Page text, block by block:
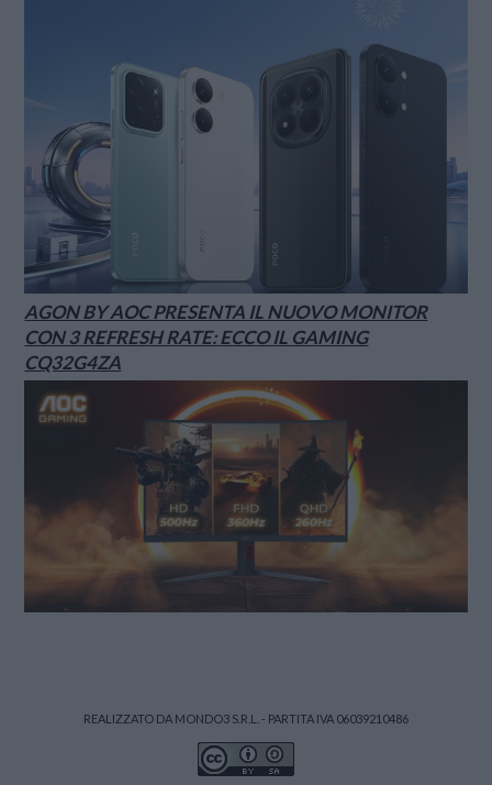
AGON BY AOC PRESENTA IL NUOVO MONITOR
CON 3 REFRESH RATE: ECCO IL GAMING
CQ32G4ZA
REALIZZATO DA MONDO3 S.R.L. - PARTITA IVA 06039210486